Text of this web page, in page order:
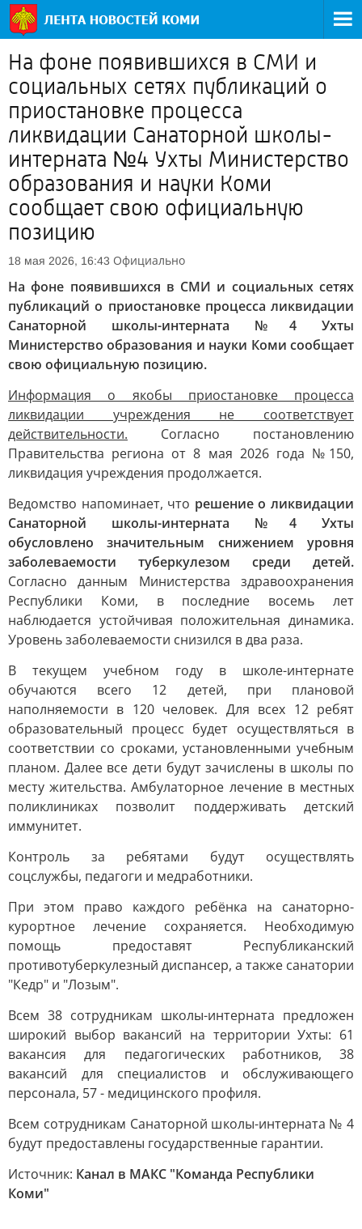
На фоне появившихся в СМИ и
социальных сетях публикаций о
приостановке процесса
ликвидации Санаторной школы-
интерната №4 Ухты Министерство
образования и науки Коми
сообщает свою официальную
позицию
18 мая 2026, 16:43 Официально
На фоне появившихся в СМИ и социальных сетях
публикаций о приостановке процесса ликвидации
Санаторной школы-интерната №4 Ухты
Министерство образования и науки Коми сообщает
свою официальную позицию.
Информация о якобы приостановке процесса
ликвидации учреждения не соответствует
действительности. Согласно постановлению
Правительства региона от 8 мая 2026 года №150,
ликвидация учреждения продолжается.
Ведомство напоминает, что решение о ликвидации
Санаторной школы-интерната №4 Ухты
обусловлено значительным снижением уровня
заболеваемости туберкулезом среди детей.
Согласно данным Министерства здравоохранения
Республики Коми, в последние восемь лет
наблюдается устойчивая положительная динамика.
Уровень заболеваемости снизился в два раза.
В текущем учебном году в школе-интернате
обучаются всего 12 детей, при плановой
наполняемости в 120 человек. Для всех 12 ребят
образовательный процесс будет осуществляться в
соответствии со сроками, установленными учебным
планом. Далее все дети будут зачислены в школы по
месту жительства. Амбулаторное лечение в местных
поликлиниках позволит поддерживать детский
иммунитет.
Контроль за ребятами будут осуществлять
соцслужбы, педагоги и медработники.
При этом право каждого ребёнка на санаторно-
курортное лечение сохраняется. Необходимую
помощь предоставят Республиканский
противотуберкулезный диспансер, а также санатории
"Кедр" и "Лозым".
Всем 38 сотрудникам школы-интерната предложен
широкий выбор вакансий на территории Ухты: 61
вакансия для педагогических работников, 38
вакансий для специалистов и обслуживающего
персонала, 57 - медицинского профиля.
Всем сотрудникам Санаторной школы-интерната № 4
будут предоставлены государственные гарантии.
Источник: Канал в МАКС "Команда Республики
Коми"